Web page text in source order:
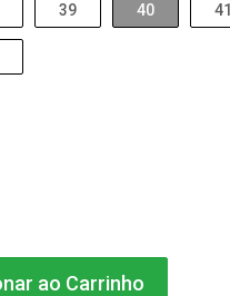
39 40 41
ao Carrinho